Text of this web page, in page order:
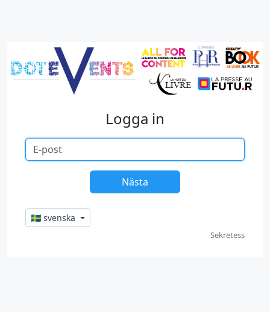
Logga in
🇸🇪 svenska
Sekretess